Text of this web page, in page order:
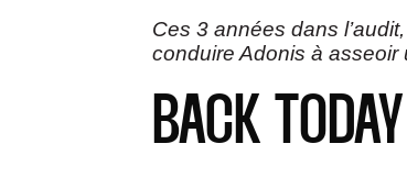
Ces 3 années dans
conduire Adonis à
BACK TODAY